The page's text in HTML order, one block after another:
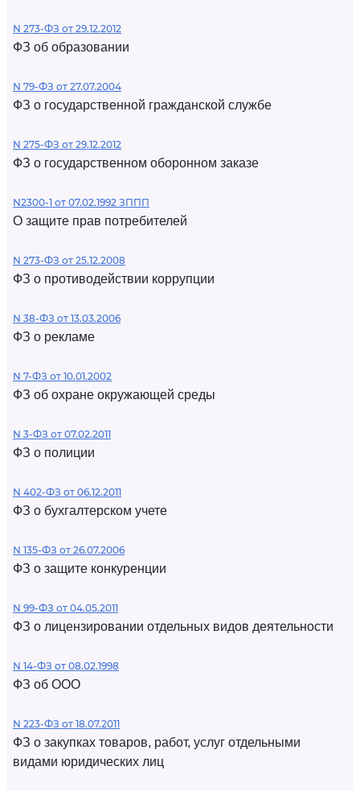
N 273-ФЗ от 29.12.2012
ФЗ об образовании
N 79-ФЗ от 27.07.2004
ФЗ о государственной гражданской службе
N 275-ФЗ от 29.12.2012
ФЗ о государственном оборонном заказе
N2300-1 от 07.02.1992 ЗППП
О защите прав потребителей
N 273-ФЗ от 25.12.2008
ФЗ о противодействии коррупции
N 38-ФЗ от 13.03.2006
ФЗ о рекламе
N 7-ФЗ от 10.01.2002
ФЗ об охране окружающей среды
N 3-ФЗ от 07.02.2011
ФЗ о полиции
N 402-ФЗ от 06.12.2011
ФЗ о бухгалтерском учете
N 135-ФЗ от 26.07.2006
ФЗ о защите конкуренции
N 99-ФЗ от 04.05.2011
ФЗ о лицензировании отдельных видов деятельности
N 14-ФЗ от 08.02.1998
ФЗ об ООО
N 223-ФЗ от 18.07.2011
ФЗ о закупках товаров, работ, услуг отдельными
видами юридических лиц